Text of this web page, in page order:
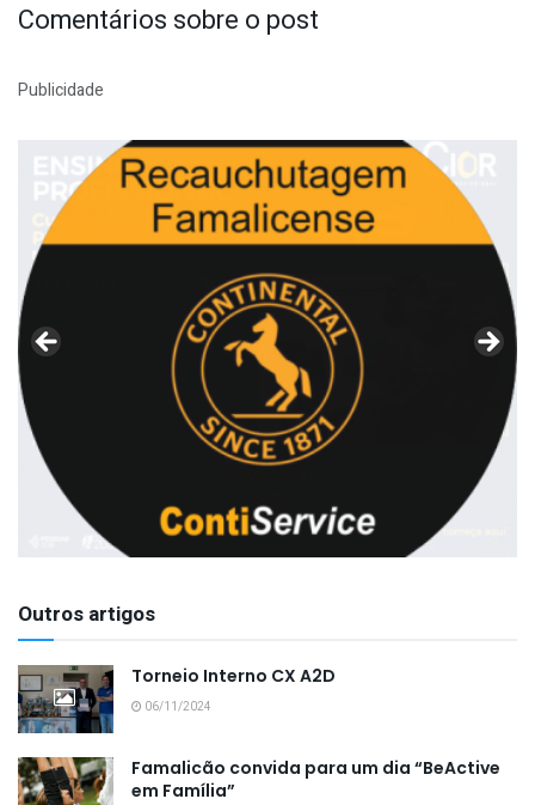
Comentários sobre o post
Publicidade
Outros artigos
Torneio Interno CX A2D
06/11/2024
Famalicão convida para um dia “BeActive
em Família”